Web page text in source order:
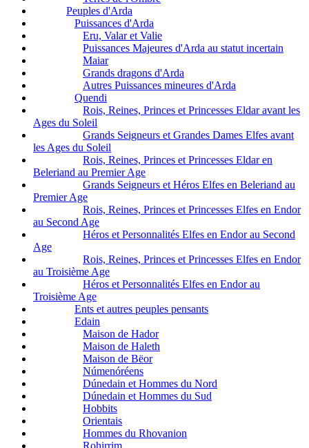
Peuples d'Arda
Puissances d'Arda
Eru, Valar et Valie
Puissances Majeures d'Arda au statut incertain
Maiar
Grands dragons d'Arda
Autres Puissances mineures d'Arda
Quendi
Rois, Reines, Princes et Princesses Eldar avant les
Ages du Soleil
Grands Seigneurs et Grandes Dames Elfes avant
les Ages du Soleil
Rois, Reines, Princes et Princesses Eldar en
Beleriand au Premier Age
Grands Seigneurs et Héros Elfes en Beleriand au
Premier Age
Rois, Reines, Princes et Princesses Elfes en Endor
au Second Age
Héros et Personnalités Elfes en Endor au Second
Age
Rois, Reines, Princes et Princesses Elfes en Endor
au Troisième Age
Héros et Personnalités Elfes en Endor au
Troisième Age
Ents et autres peuples pensants
Edain
Maison de Hador
Maison de Haleth
Maison de Bëor
Númenóréens
Dúnedain et Hommes du Nord
Dúnedain et Hommes du Sud
Hobbits
Orientais
Hommes du Rhovanion
Rohirrim